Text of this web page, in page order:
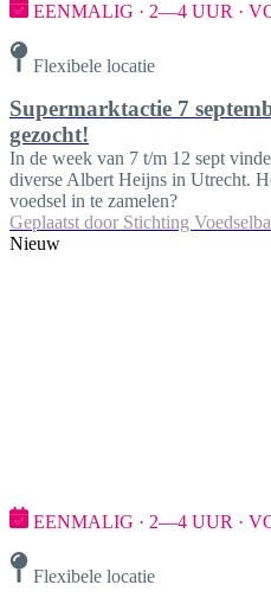
EENMALIG · 2—4 UUR ·
Flexibele locatie
Supermarktactie 7
gezocht!
In de week van 7 t/m 12 sept
diverse Albert Heijns in Utrecht.
voedsel in te zamelen?
Geplaatst door Stichting
Nieuw
EENMALIG · 2—4 UUR ·
Flexibele locatie